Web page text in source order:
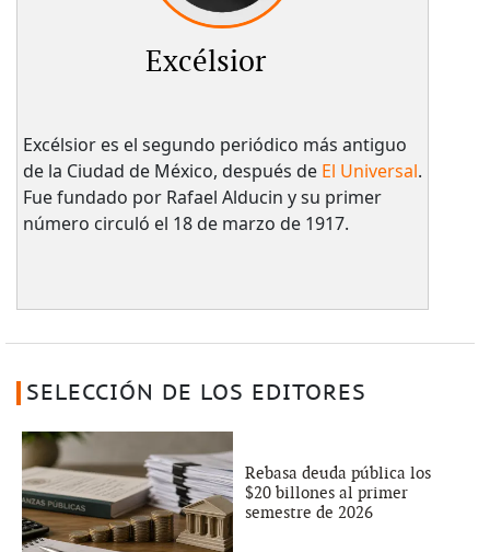
Excélsior
Excélsior es el segundo periódico más antiguo
de la Ciudad de México, después de El Universal.
Fue fundado por Rafael Alducin y su primer
número circuló el 18 de marzo de 1917.
SELECCIÓN DE LOS EDITORES
Rebasa deuda pública los
$20 billones al primer
semestre de 2026